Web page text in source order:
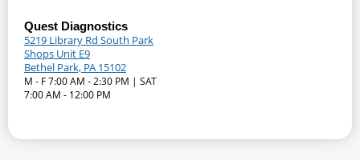
Quest Diagnostics
5219 Library Rd South Park
Shops Unit E9
Bethel Park, PA 15102
M - F 7:00 AM - 2:30 PM | SAT
7:00 AM - 12:00 PM